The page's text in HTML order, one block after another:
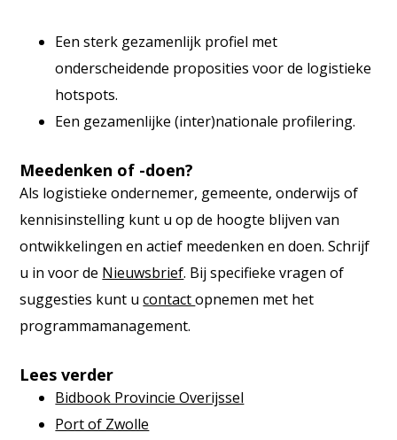
Een sterk gezamenlijk profiel met
onderscheidende proposities voor de logistieke
hotspots.
Een gezamenlijke (inter)nationale profilering.
Meedenken of -doen?
Als logistieke ondernemer, gemeente, onderwijs of
kennisinstelling kunt u op de hoogte blijven van
ontwikkelingen en actief meedenken en doen. Schrijf
u in voor de Nieuwsbrief. Bij specifieke vragen of
suggesties kunt ucontactopnemen met het
programmamanagement.
Lees verder
Bidbook Provincie Overijssel
Port of Zwolle